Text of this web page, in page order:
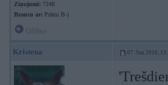
Ziņojumi: 7248
Braucu ar: Prāmi B-)
Kristena 07. Jun 2010,